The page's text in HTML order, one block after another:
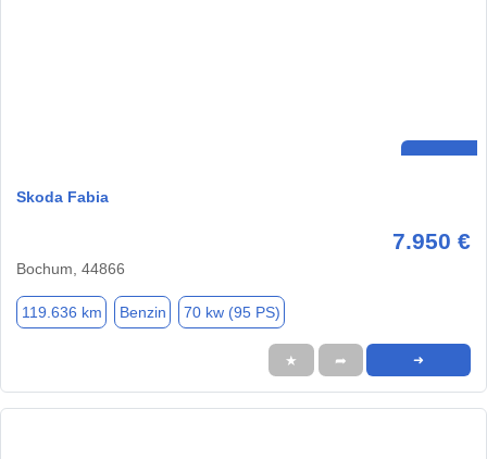
Skoda Fabia
7.950 €
Bochum, 44866
119.636 km Benzin 70 kw (95 PS)
★ ➦ ➜